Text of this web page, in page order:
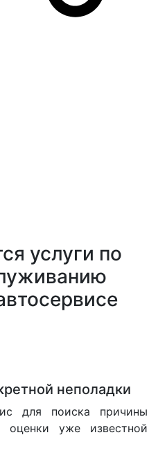
услуги по
неполадки
для поиска причины
оценки уже известной